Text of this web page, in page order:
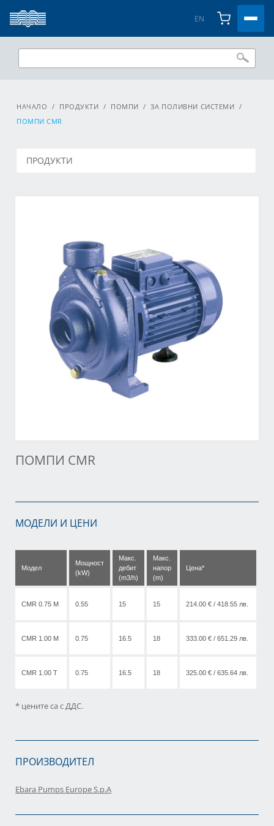
EN
НАЧАЛО / ПРОДУКТИ / ПОМПИ / ЗА ПОЛИВНИ СИСТЕМИ /
ПОМПИ CMR
ПРОДУКТИ
ПОМПИ CMR
МОДЕЛИ И ЦЕНИ
Модел
Мощност
(kW)
Макс.
дебит
(m3/h)
Макс.
напор
(m)
Цена*
CMR 0.75 M 0.55 15 15 214.00 € / 418.55 лв.
CMR 1.00 M 0.75 16.5 18 333.00 € / 651.29 лв.
CMR 1.00 T 0.75 16.5 18 325.00 € / 635.64 лв.
* цените са с ДДС.
ПРОИЗВОДИТЕЛ
Ebara Pumps Europe S.p.A